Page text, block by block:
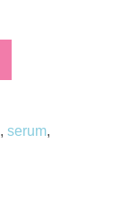
, serum,